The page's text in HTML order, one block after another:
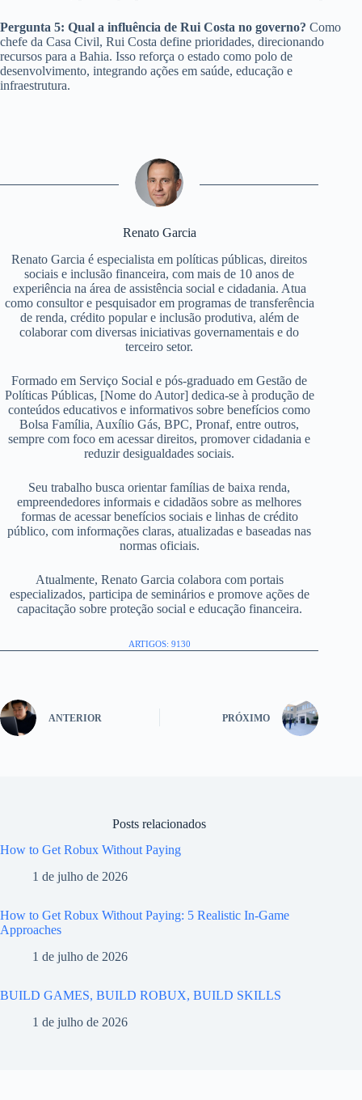
Pergunta 5: Qual a influência de Rui Costa no governo? Como
chefe da Casa Civil, Rui Costa define prioridades, direcionando
recursos para a Bahia. Isso reforça o estado como polo de
desenvolvimento, integrando ações em saúde, educação e
infraestrutura.
Renato Garcia
Renato Garcia é especialista em políticas públicas, direitos
sociais e inclusão financeira, com mais de 10 anos de
experiência na área de assistência social e cidadania. Atua
como consultor e pesquisador em programas de transferência
de renda, crédito popular e inclusão produtiva, além de
colaborar com diversas iniciativas governamentais e do
terceiro setor.
Formado em Serviço Social e pós-graduado em Gestão de
Políticas Públicas, [Nome do Autor] dedica-se à produção de
conteúdos educativos e informativos sobre benefícios como
Bolsa Família, Auxílio Gás, BPC, Pronaf, entre outros,
sempre com foco em acessar direitos, promover cidadania e
reduzir desigualdades sociais.
Seu trabalho busca orientar famílias de baixa renda,
empreendedores informais e cidadãos sobre as melhores
formas de acessar benefícios sociais e linhas de crédito
público, com informações claras, atualizadas e baseadas nas
normas oficiais.
Atualmente, Renato Garcia colabora com portais
especializados, participa de seminários e promove ações de
capacitação sobre proteção social e educação financeira.
ARTIGOS: 9130
ANTERIOR PRÓXIMO
Posts relacionados
How to Get Robux Without Paying
1 de julho de 2026
How to Get Robux Without Paying: 5 Realistic In-Game
Approaches
1 de julho de 2026
BUILD GAMES, BUILD ROBUX, BUILD SKILLS
1 de julho de 2026